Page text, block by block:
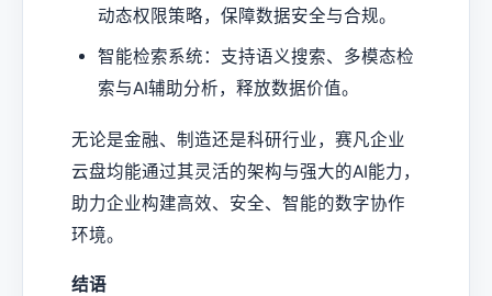
动态权限策略，保障数据安全与合规。
智能检索系统：支持语义搜索、多模态检
索与AI辅助分析，释放数据价值。
无论是金融、制造还是科研行业，赛凡企业
云盘均能通过其灵活的架构与强大的AI能力，
助力企业构建高效、安全、智能的数字协作
环境。
结语